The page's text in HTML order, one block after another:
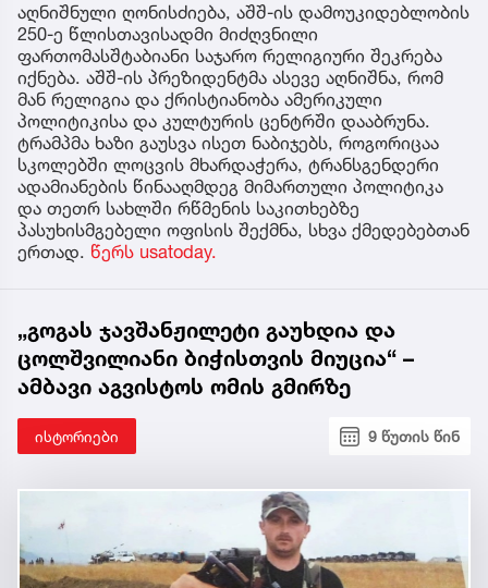
აღნიშნული ღონისძიება, აშშ-ის დამოუკიდებლობის
250-ე წლისთავისადმი მიძღვნილი
ფართომასშტაბიანი საჯარო რელიგიური შეკრება
იქნება. აშშ-ის პრეზიდენტმა ასევე აღნიშნა, რომ
მან რელიგია და ქრისტიანობა ამერიკული
პოლიტიკისა და კულტურის ცენტრში დააბრუნა.
ტრამპმა ხაზი გაუსვა ისეთ ნაბიჯებს, როგორიცაა
სკოლებში ლოცვის მხარდაჭერა, ტრანსგენდერი
ადამიანების წინააღმდეგ მიმართული პოლიტიკა
და თეთრ სახლში რწმენის საკითხებზე
პასუხისმგებელი ოფისის შექმნა, სხვა ქმედებებთან
ერთად. წერს usatoday.
„გოგას ჯავშანჟილეტი გაუხდია და
ცოლშვილიანი ბიჭისთვის მიუცია“ –
ამბავი აგვისტოს ომის გმირზე
ისტორიები 9 წუთის წინ